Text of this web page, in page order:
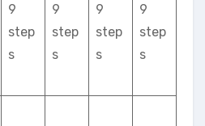
9
step
s
9
step
s
9
step
s
9
step
s